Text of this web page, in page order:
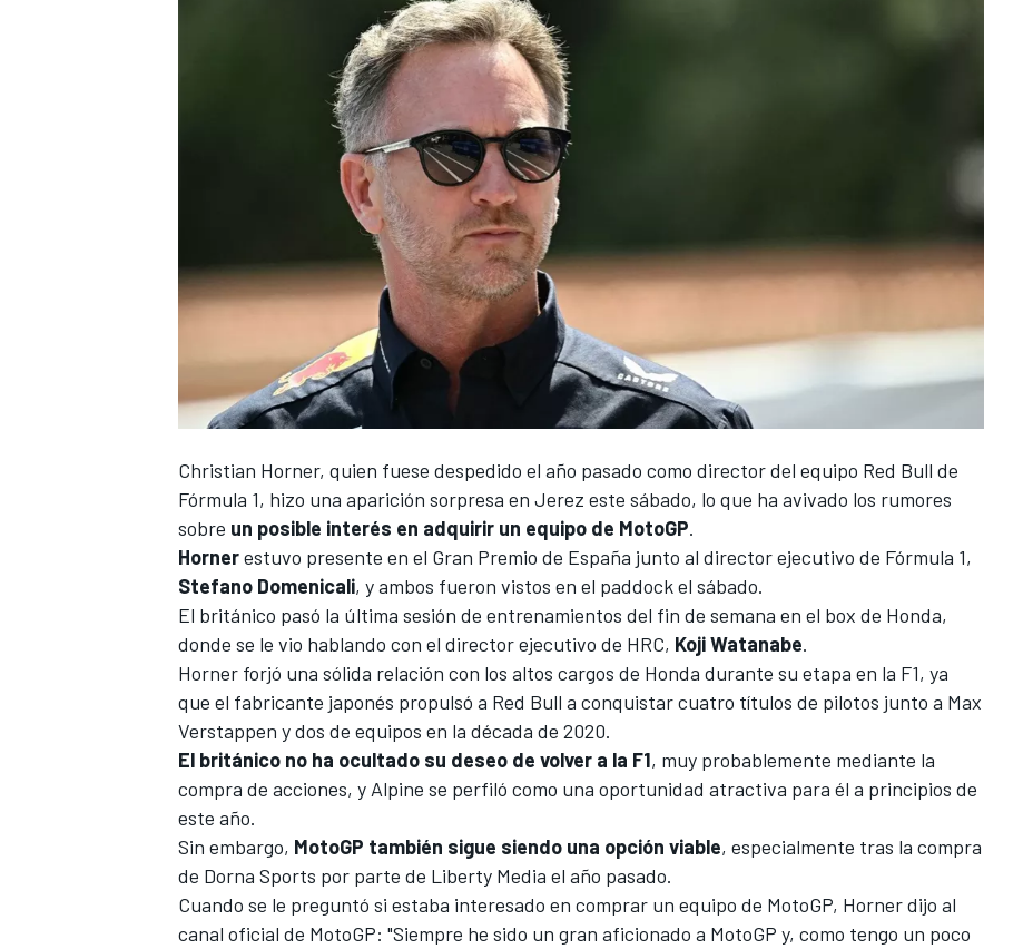
Christian Horner, quien fuese despedido el año pasado como director del equipo Red Bull de
Fórmula 1, hizo una aparición sorpresa en Jerez este sábado, lo que ha avivado los rumores
sobre un posible interés en adquirir un equipo de MotoGP.
Hornerestuvo presente en el Gran Premio de España junto al director ejecutivo de Fórmula 1,
Stefano Domenicali, y ambos fueron vistos en el paddock el sábado.
El británico pasó la última sesión de entrenamientos del fin de semana en el box de Honda,
donde se le vio hablando con el director ejecutivo de HRC, Koji Watanabe.
Horner forjó una sólida relación con los altos cargos de Honda durante su etapa en la F1, ya
que el fabricante japonés propulsó a Red Bull a conquistar cuatro títulos de pilotos junto a Max
Verstappen y dos de equipos en la década de 2020.
El británico no ha ocultado su deseo de volver a la F1, muy probablemente mediante la
compra de acciones, y Alpine se perfiló como una oportunidad atractiva para él a principios de
este año.
Sin embargo, MotoGP también sigue siendo una opción viable, especialmente tras la compra
de Dorna Sports por parte de Liberty Media el año pasado.
Cuando se le preguntó si estaba interesado en comprar un equipo de MotoGP, Horner dijo al
canal oficial de MotoGP: "Siempre he sido un gran aficionado a MotoGP y, como tengo un poco